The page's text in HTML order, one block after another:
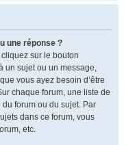
une réponse ?
sur le bouton
un sujet ou un message,
vous ayez besoin d’être
chaque forum, une liste de
forum ou du sujet. Par
dans ce forum, vous
etc.